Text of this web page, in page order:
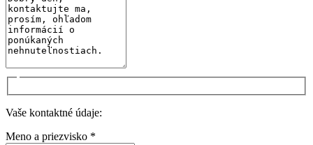
Vaše kontaktné údaje:
Meno a priezvisko *